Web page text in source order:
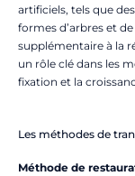
artificiels, tels que
formes d’arbres et
supplémentaire à la
un rôle clé dans les
fixation et la
Les méthodes de
Méthode de